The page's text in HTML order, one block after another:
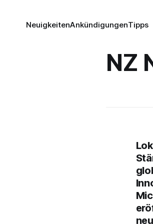
NeuigkeitenAnkündigungenTipps
NZ